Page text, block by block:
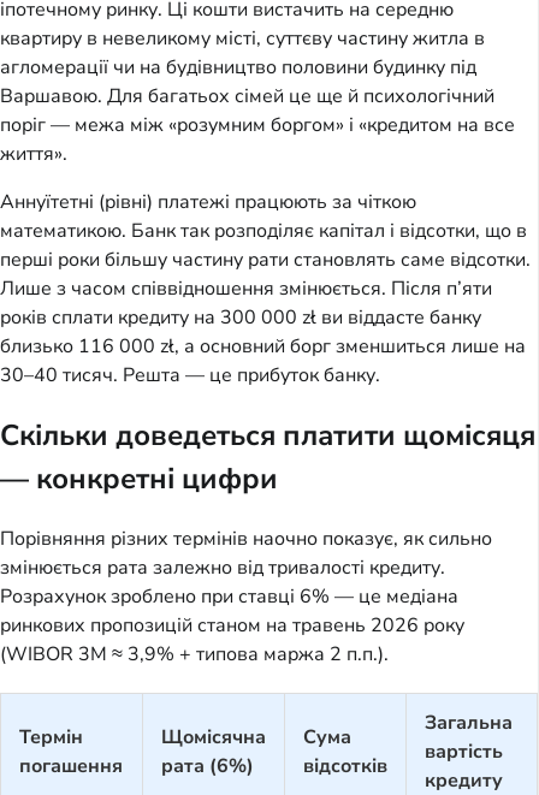
іпотечному ринку. Ці кошти вистачить на середню
квартиру в невеликому місті, суттєву частину житла в
агломерації чи на будівництво половини будинку під
Варшавою. Для багатьох сімей це ще й психологічний
поріг — межа між «розумним боргом» і «кредитом на все
життя».
Аннуїтетні (рівні) платежі працюють за чіткою
математикою. Банк так розподіляє капітал і відсотки, що в
перші роки більшу частину рати становлять саме відсотки.
Лише з часом співвідношення змінюється. Після п’яти
років сплати кредиту на 300 000 zł ви віддасте банку
близько 116 000 zł, а основний борг зменшиться лише на
30–40 тисяч. Решта — це прибуток банку.
Скільки доведеться платити щомісяця
— конкретні цифри
Порівняння різних термінів наочно показує, як сильно
змінюється рата залежно від тривалості кредиту.
Розрахунок зроблено при ставці 6% — це медіана
ринкових пропозицій станом на травень 2026 року
(WIBOR 3M ≈ 3,9% + типова маржа 2 п.п.).
Термін
погашення
Щомісячна
рата (6%)
Сума
відсотків
Загальна
вартість
кредиту